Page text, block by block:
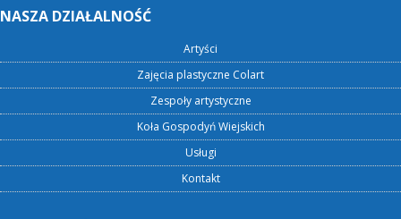
NASZA DZIAŁALNOŚĆ
Artyści
Zajęcia plastyczne Colart
Zespoły artystyczne
Koła Gospodyń Wiejskich
Usługi
Kontakt